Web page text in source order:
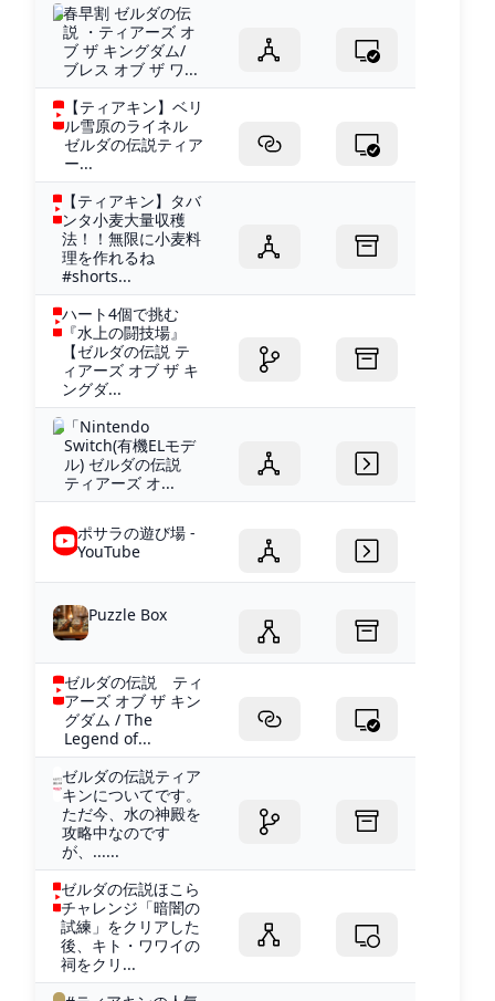
春早割 ゼルダの伝
説 ・ティアーズ オ
ブ ザ キングダム/
ブレス オブ ザ ワ...
【ティアキン】ベリ
ル雪原のライネル
ゼルダの伝説ティア
ー...
【ティアキン】タバ
ンタ小麦大量収穫
法！！無限に小麦料
理を作れるね
#shorts...
ハート4個で挑む
『水上の闘技場』
【ゼルダの伝説 テ
ィアーズ オブ ザ キ
ングダ...
「Nintendo
Switch(有機ELモデ
ル) ゼルダの伝説
ティアーズ オ...
ポサラの遊び場 -
YouTube
Puzzle Box
ゼルダの伝説 ティ
アーズ オブ ザ キン
グダム / The
Legend of...
ゼルダの伝説ティア
キンについてです。
ただ今、水の神殿を
攻略中なのです
が、......
ゼルダの伝説ほこら
チャレンジ「暗闇の
試練」をクリアした
後、キト・ワワイの
祠をクリ...